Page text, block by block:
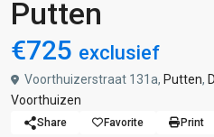
Putten
€725 exclusief
Voorthuizerstraat 131a, Putten,
Voorthuizen
Share Favorite Print